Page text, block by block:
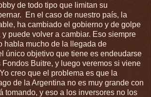
de todo tipo que limitan su
En el caso de nuestro país, la
ha cambiado el gobierno y de golpe
puede volver a cambiar. Eso siempre
habla mucho de la llegada de
único objetivo que tiene es endeudarse
Fondos Buitre, y luego veremos si viene
creo que el problema es que la
de la Argentina no es muy grande con
tomando, y eso a los inversores no los